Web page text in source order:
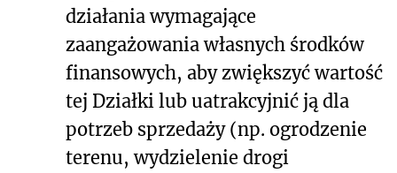
działania wymagające
zaangażowania własnych środków
finansowych, aby zwiększyć wartość
tej Działki lub uatrakcyjnić ją dla
potrzeb sprzedaży (np. ogrodzenie
terenu, wydzielenie drogi